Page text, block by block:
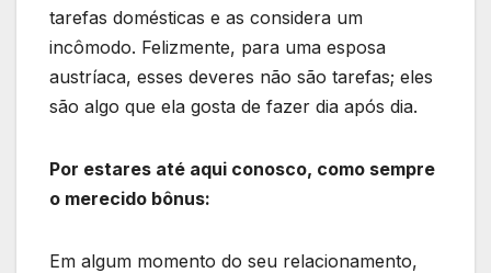
tarefas domésticas e as considera um
incômodo. Felizmente, para uma esposa
austríaca, esses deveres não são tarefas; eles
são algo que ela gosta de fazer dia após dia.
Por estares até aqui conosco, como sempre
o merecido bônus:
Em algum momento do seu relacionamento,